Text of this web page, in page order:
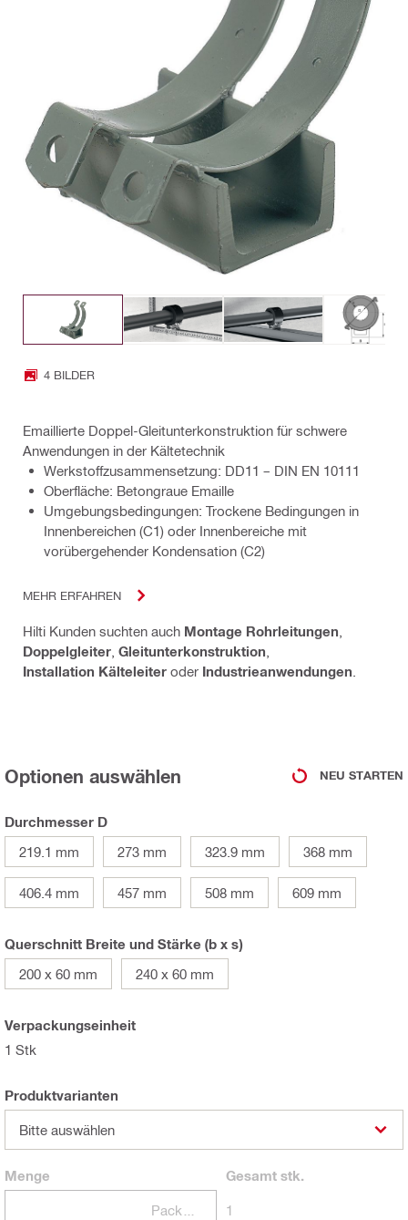
4 BILDER
Emaillierte Doppel-Gleitunterkonstruktion für schwere
Anwendungen in der Kältetechnik
Werkstoffzusammensetzung: DD11 – DIN EN 10111
Oberfläche: Betongraue Emaille
Umgebungsbedingungen: Trockene Bedingungen in
Innenbereichen (C1) oder Innenbereiche mit
vorübergehender Kondensation (C2)
MEHR ERFAHREN
Hilti Kunden suchten auch Montage Rohrleitungen
Doppelgleiter Gleitunterkonstruktion
Installation Kälteleiter oder Industrieanwendungen
Optionen auswählen NEU STARTEN
Durchmesser D
219.1 mm
273 mm 323.9 mm 368 mm
406.4 mm 457 mm 508 mm 609 mm
Querschnitt Breite und Stärke (b x s)
200 x 60 mm
240 x 60 mm
Verpackungseinheit
1 Stk
Produktvarianten
Bitte auswählen
Menge Gesamtstk.
1